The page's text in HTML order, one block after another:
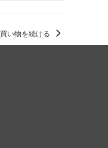
買い物を続ける